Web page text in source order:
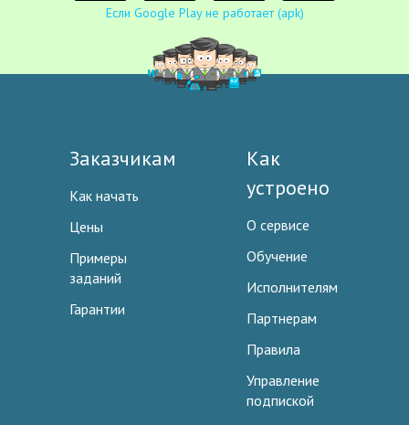
Если Google Play не работает (apk)
Заказчикам
Как начать
Цены
Примеры
заданий
Гарантии
Как
устроено
О сервисе
Обучение
Исполнителям
Партнерам
Правила
Управление
подпиской